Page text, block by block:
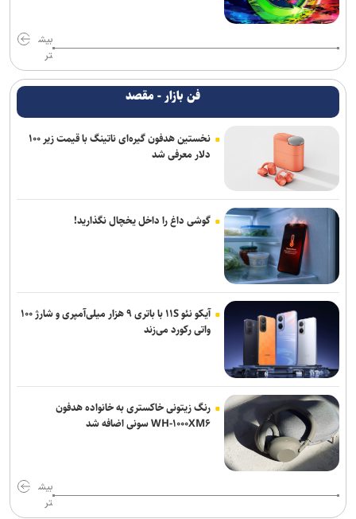
بیش
تر
فن بازار - مقصد
نخستین هدفون گیره‌ای ناتینگ با قیمت زیر ۱۰۰
دلار معرفی شد
گوشی داغ را داخل یخچال نگذارید!
آیکو نئو ۱۱S با باتری ۹ هزار میلی‌آمپری و شارژ ۱۰۰
واتی رکورد می‌زند
رنگ زیتونی خاکستری به خانواده هدفون
WH-۱۰۰۰XM۶ سونی اضافه شد
بیش
تر